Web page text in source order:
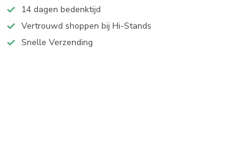
14 dagen bedenktijd
Vertrouwd shoppen bij Hi-Stands
Snelle Verzending